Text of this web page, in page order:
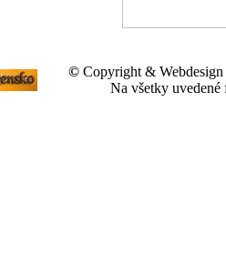
©Copyright & Webdesign
Na všetky